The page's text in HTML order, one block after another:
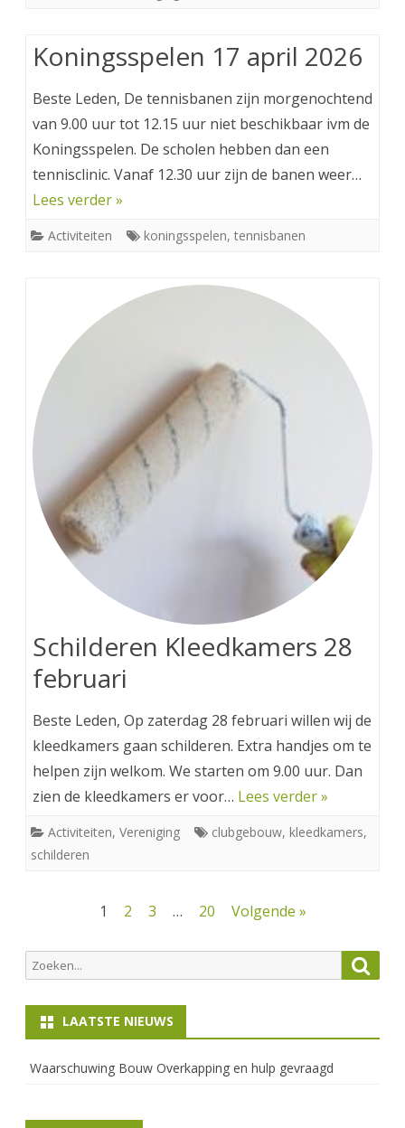
Koningsspelen 17 april 2026
Beste Leden, De tennisbanen zijn morgenochtend
van 9.00 uur tot 12.15 uur niet beschikbaar ivm de
Koningsspelen. De scholen hebben dan een
tennisclinic. Vanaf 12.30 uur zijn de banen weer…
Lees verder »
Activiteiten koningsspelen, tennisbanen
Schilderen Kleedkamers 28
februari
Beste Leden, Op zaterdag 28 februari willen wij de
kleedkamers gaan schilderen. Extra handjes om te
helpen zijn welkom. We starten om 9.00 uur. Dan
zien de kleedkamers er voor… Lees verder »
Activiteiten, Vereniging clubgebouw, kleedkamers,
schilderen
1 2 3 … 20 Volgende »
Zoeken
naar:
LAATSTE NIEUWS
Waarschuwing Bouw Overkapping en hulp gevraagd